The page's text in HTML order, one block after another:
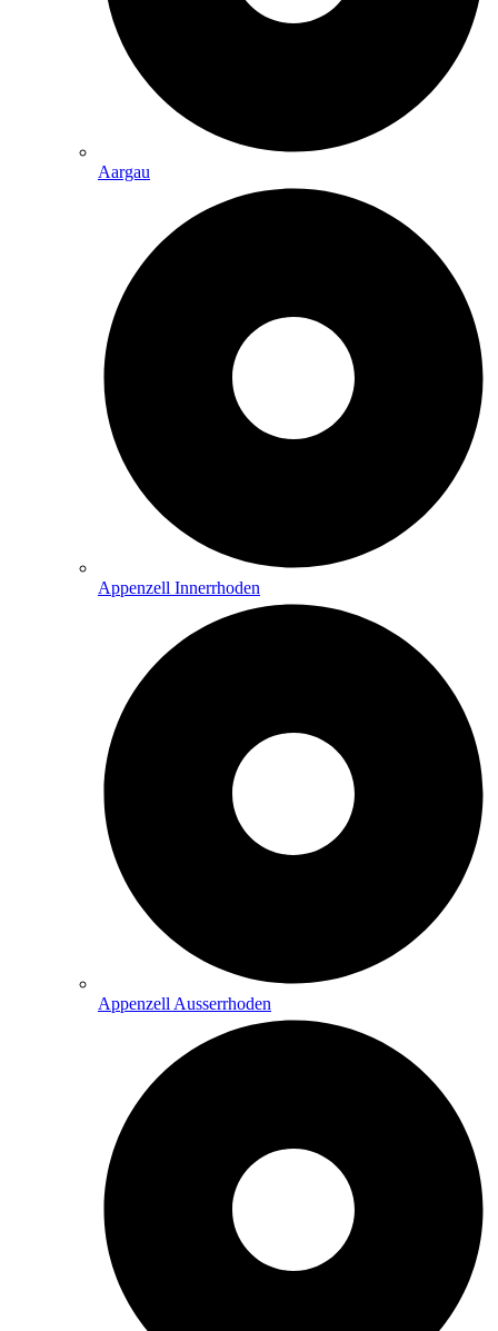
Aargau
Appenzell Innerrhoden
Appenzell Ausserrhoden